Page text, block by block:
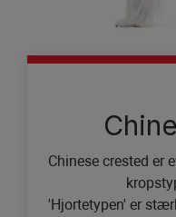
Chinese crested er
'Hjortetypen' er